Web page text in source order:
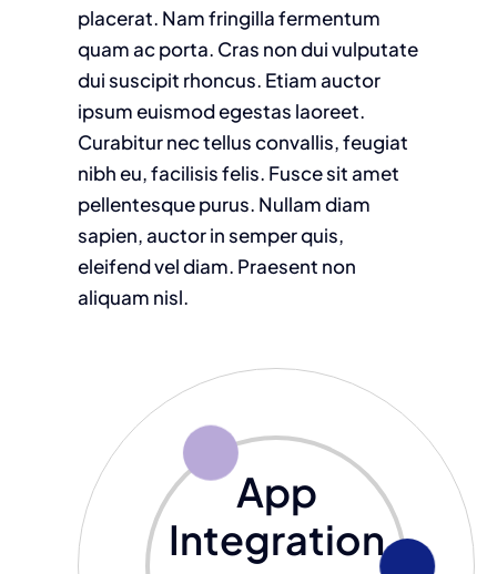
placerat. Nam fringilla fermentum
quam ac porta. Cras non dui vulputate
dui suscipit rhoncus. Etiam auctor
ipsum euismod egestas laoreet.
Curabitur nec tellus convallis, feugiat
nibh eu, facilisis felis. Fusce sit amet
pellentesque purus. Nullam diam
sapien, auctor in semper quis,
eleifend vel diam. Praesent non
aliquam nisl.
App
Integration